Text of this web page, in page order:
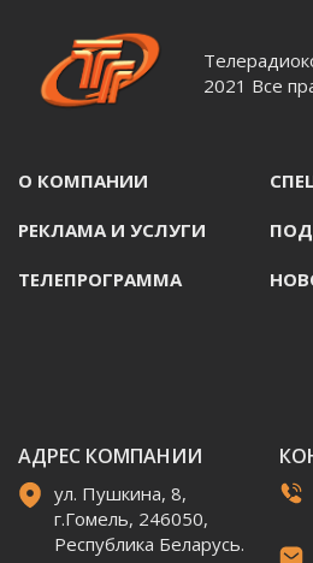
2021 Все
О КОМПАНИИ
РЕКЛАМА И УСЛУГИ
ТЕЛЕПРОГРАММА
АДРЕС КОМПАНИИ
ул. Пушкина, 8,
г.Гомель, 246050,
Республика Беларусь.